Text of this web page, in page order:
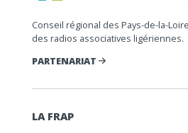
Conseil régional des Pays-de-la-
des radios associatives ligériennes.
PARTENARIAT
LA FRAP